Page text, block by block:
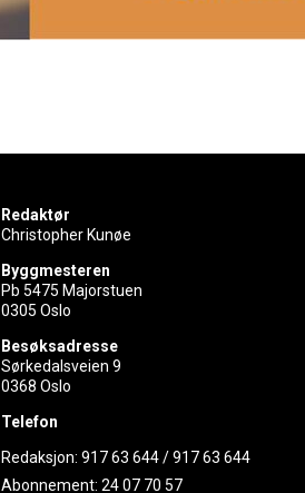
Redaktør
Christopher Kunøe
Byggmesteren
Pb 5475 Majorstuen
0305 Oslo
Besøksadresse
Sørkedalsveien 9
0368 Oslo
Telefon
Redaksjon:917 63 644/917 63 644
Abonnement:24 07 70 57